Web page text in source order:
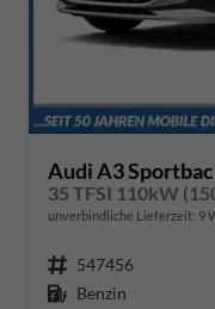
Audi A3
35 TFSI 110kW
unverbindliche Lieferzeit: 9
Fahrzeugnr. 547456
Kraftstoff Benzin